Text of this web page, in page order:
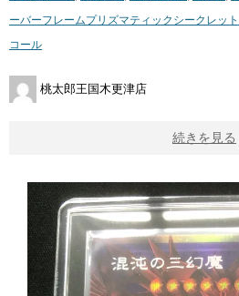
ーバーフレームプリズマティックシークレッ
コール
桃太郎王国木更津店
続きを見る